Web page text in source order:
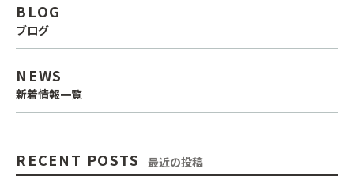
BLOG
ブログ
NEWS
新着情報一覧
RECENT POSTS 最近の投稿